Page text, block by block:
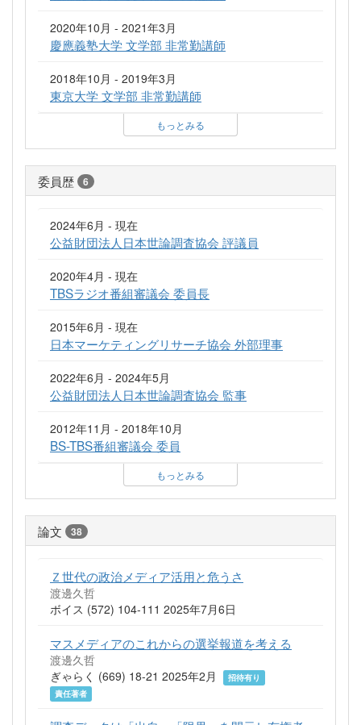
2020年10月 - 2021年3月
慶應義塾大学 文学部 非常勤講師
2018年10月 - 2019年3月
東京大学 文学部 非常勤講師
もっとみる
委員歴 6
2024年6月 - 現在
公益財団法人日本世論調査協会 評議員
2020年4月 - 現在
TBSラジオ番組審議会 委員長
2015年6月 - 現在
日本マーケティングリサーチ協会 外部理事
2022年6月 - 2024年5月
公益財団法人日本世論調査協会 監事
2012年11月 - 2018年10月
BS-TBS番組審議会 委員
もっとみる
論文 38
Ｚ世代の政治メディア活用と危うさ
渡邊久哲
ボイス (572) 104-111 2025年7月6日
マスメディアのこれからの選挙報道を考える
渡邊久哲
ぎゃらく (669) 18-21 2025年2月
招待有り
責任著者